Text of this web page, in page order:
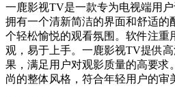
一鹿影视TV是一款专为电视端用
拥有一个清新简洁的界面和舒适的
个轻松愉悦的观看氛围。软件注重
观，易于上手。一鹿影视TV提供
果，满足用户对观影质量的高要求
尚的整体风格，符合年轻用户的审